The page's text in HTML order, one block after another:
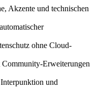
Akzente und technischen
ohne Cloud-
Erweiterungen
und